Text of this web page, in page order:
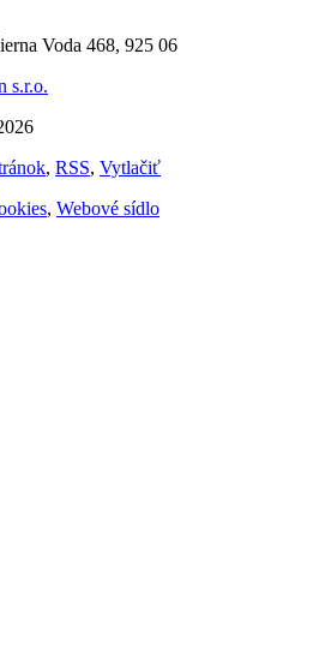
Voda 468, 925 06
s.r.o.
, RSS, Vytlačiť
, Webové sídlo